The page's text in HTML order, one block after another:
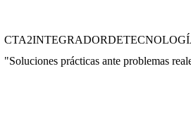
"Soluciones prácticas ante problemas